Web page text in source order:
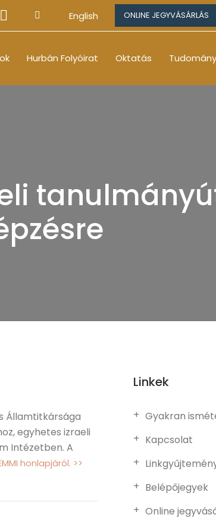
English ONLINE JEGYVÁSÁRLÁS
Hurbán Folyóirat Oktatás
Államtitkársága
egyhetes izraeli
Intézetben. A
honlapjáról. >>
Linkek
Gyakran
Kapcsolat
Belépőjegyek
Online